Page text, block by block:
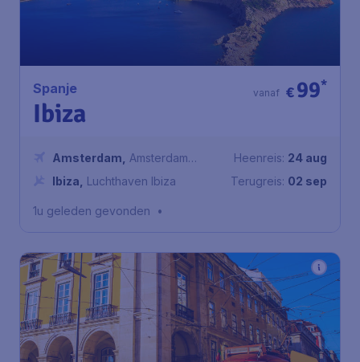
Spanje
Ibiza
€99*
vanaf
Amsterdam
Amsterdam
Airport Schiphol
Ibiza Luchthaven Ibiza
Heenreis: 24 aug
Terugreis: 02 sep
1u geleden gevonden •